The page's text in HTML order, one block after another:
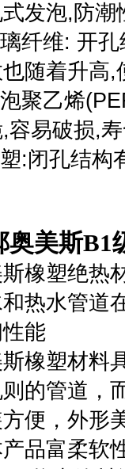
发泡,防潮
纤维: 开
随着升高,
聚乙烯
容易破损,
:闭孔结构
奥美斯B1
橡塑绝热
热水管道
能
橡塑材料
的管道，
便，外形
产品富柔软